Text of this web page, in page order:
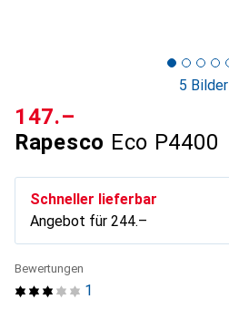
5 Bilder
Rapesco Eco P4400
CHF
147.–
Schneller lieferbar
Angebot für CHF
244.–
1
Bewertungen